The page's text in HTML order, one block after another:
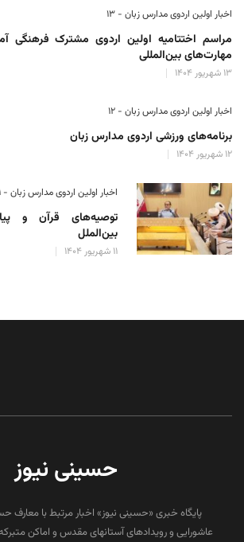
اخبار اولین اردوی مدارس زبان - ۱۳
مراسم اختتامیه اولین اردوی مشترک فرهنگی
مهارت‌های بین‌المللی
۱۳ شهریور ۱۴۰۴
اخبار اولین اردوی مدارس زبان - ۱۲
برنامه‌های ورزشی اردوی مدارس زبان
۱۲ شهریور ۱۴۰۴
اخبار اولین اردوی مدارس زبان - ۱۱
توصیه‌های قرآن و
بین‌الملل
۱۱ شهریور ۱۴۰۴
حسینی نیوز
پایگاه خبری «حسینی نیوز» اخبار مرتبط با معارف
عاشورایی و رویدادهای آستانهای مقدس و اماکن